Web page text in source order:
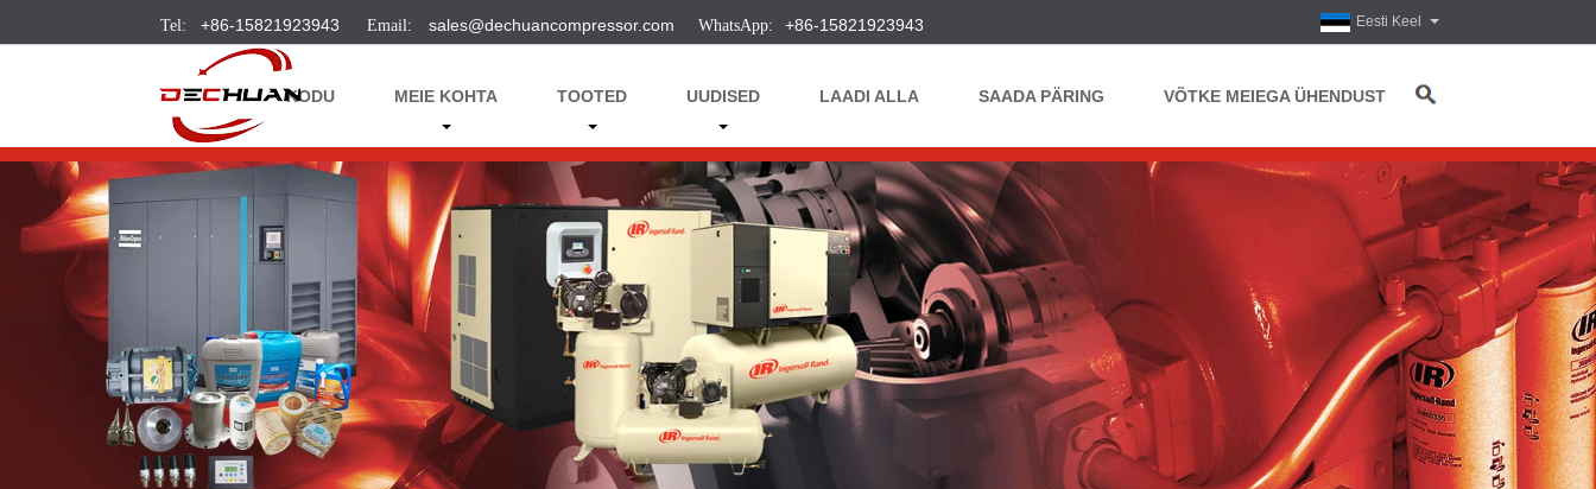
+86-15821923943 sales@dechuancompressor.com +86-15821923943 Eesti Keel
KODU MEIE KOHTA TOOTED UUDISED LAADI ALLA SAADA PÄRING VÕTKE MEIEGA ÜHENDUST